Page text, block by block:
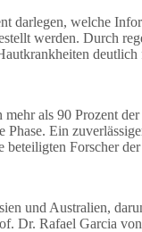
darlegen, welche
werden. Durch
als 90 Prozent
Ein
beteiligten Forscher
und Australien,
Dr. Rafael Garcia